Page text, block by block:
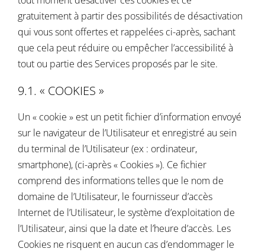
gratuitement à partir des possibilités de désactivation
qui vous sont offertes et rappelées ci-après, sachant
que cela peut réduire ou empêcher l’accessibilité à
tout ou partie des Services proposés par le site.
9.1. « COOKIES »
Un « cookie » est un petit fichier d’information envoyé
sur le navigateur de l’Utilisateur et enregistré au sein
du terminal de l’Utilisateur (ex : ordinateur,
smartphone), (ci-après « Cookies »). Ce fichier
comprend des informations telles que le nom de
domaine de l’Utilisateur, le fournisseur d’accès
Internet de l’Utilisateur, le système d’exploitation de
l’Utilisateur, ainsi que la date et l’heure d’accès. Les
Cookies ne risquent en aucun cas d’endommager le